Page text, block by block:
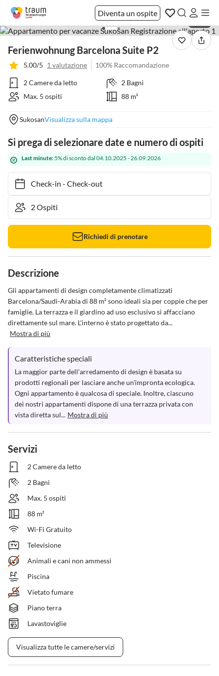
Diventa un ospite
Ferienwohnung Barcelona Suite P2
5.00/5 1 valutazione 100% Raccomandazione
2 Camere da letto
2 Bagni
Max. 5 ospiti
88 m²
SukosanVisualizza sulla mappa
Si prega di selezionare date e numero di ospiti
Last minute:5% di sconto dal 04.10.2025 - 26.09.2026
Check-in- Check-out
Richiedi di prenotare
Descrizione
Gli appartamenti di design completamente climatizzati
Barcelona/Saudi-Arabia di 88 m² sono ideali sia per coppie che per
famiglie. La terrazza e il giardino ad uso esclusivo si affacciano
direttamente sul mare. L'interno è stato progettato da...
Mostra di più
Caratteristiche speciali
La maggior parte dell'arredamento di design è basata su
prodotti regionali per lasciare anche un'impronta ecologica.
Ogni appartamento è qualcosa di speciale. Inoltre, ciascuno
dei nostri appartamenti dispone di una terrazza privata con
vista diretta sul... Mostra di più
Servizi
2 Camere da letto
2 Bagni
Max. 5 ospiti
88 m²
Wi-Fi Gratuito
Televisione
Animali e cani non ammessi
Piscina
Vietato fumare
Piano terra
Lavastoviglie
Visualizza tutte le camere/servizi